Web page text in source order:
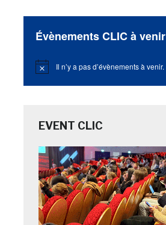
Évènements CLIC à venir
Notice Il n’y a pas d’évènements à venir.
EVENT CLIC